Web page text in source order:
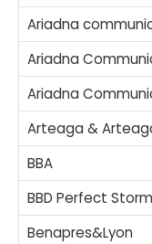
Ariadna
Ariadna
Ariadna
Arteaga &
BBA
BBD Perfect Storm
Benapres&Lyon